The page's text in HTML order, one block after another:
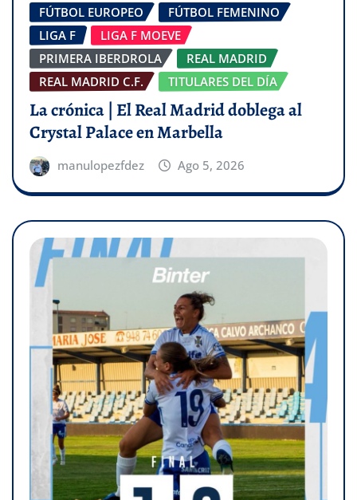
FÚTBOL EUROPEO
FÚTBOL FEMENINO
LIGA F
LIGA F MOEVE
PRIMERA IBERDROLA
REAL MADRID
REAL MADRID C.F.
TITULARES DEL DÍA
La crónica | El Real Madrid doblega al
Crystal Palace en Marbella
manulopezfdez Ago 5, 2026